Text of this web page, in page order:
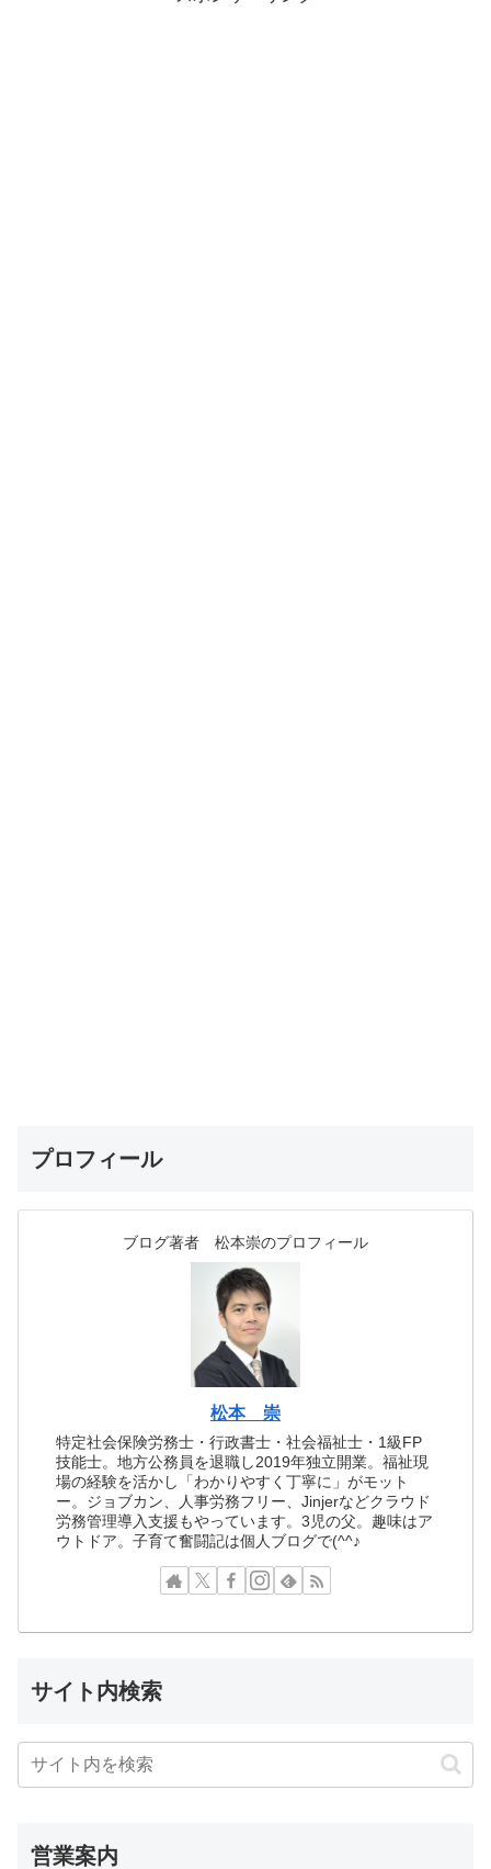
プロフィール
ブログ著者 松本崇のプロフィール
松本 崇
特定社会保険労務士・行政書士・社会福祉士・1級FP
技能士。地方公務員を退職し2019年独立開業。福祉現
場の経験を活かし「わかりやすく丁寧に」がモット
ー。ジョブカン、人事労務フリー、Jinjerなどクラウド
労務管理導入支援もやっています。3児の父。趣味はア
ウトドア。子育て奮闘記は個人ブログで(^^♪
サイト内検索
営業案内